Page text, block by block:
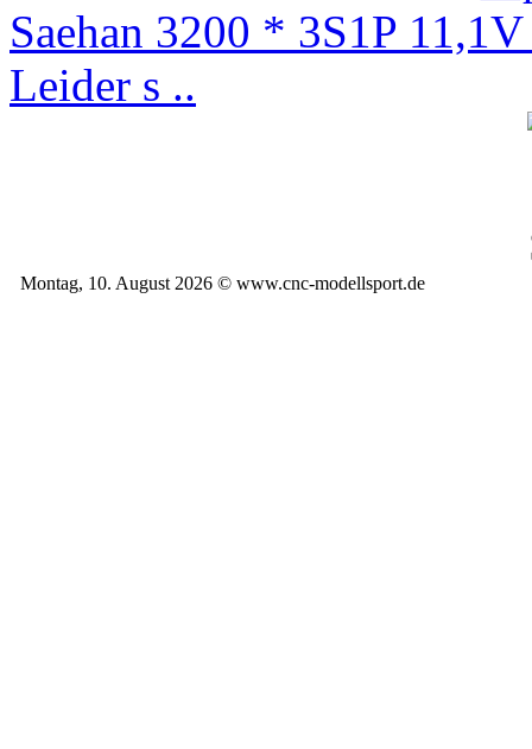
Saehan 3200 * 3S1P
Leider s ..
Montag, 10. August 2026 © www.cnc-modellsport.de